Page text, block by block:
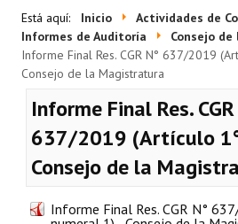
LA CGR
Misión y Visión
Marco Normativo
Organigrama
Está aquí: Inicio
Actividades de
Informes de Auditoría
Consejo
Informe Final Res. CGR N° 637/2019
Consejo de la Magistratura
Informe Final Res. CGR
637/2019 (Artículo
Consejo de la
Informe Final Res. CGR N°